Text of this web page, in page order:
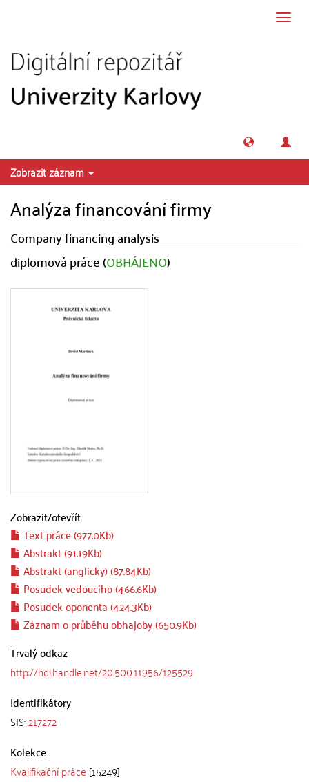
Zobrazit záznam
Analýza financování firmy
Company financing analysis
diplomová práce (OBHÁJENO)
Zobrazit/otevřít
Text práce (977.0Kb)
Abstrakt (91.19Kb)
Abstrakt (anglicky) (87.84Kb)
Posudek vedoucího (466.6Kb)
Posudek oponenta (424.3Kb)
Záznam o průběhu obhajoby (650.9Kb)
Trvalý odkaz
http://hdl.handle.net/20.500.11956/125529
Identifikátory
SIS:217272
Kolekce
Kvalifikační práce [15249]